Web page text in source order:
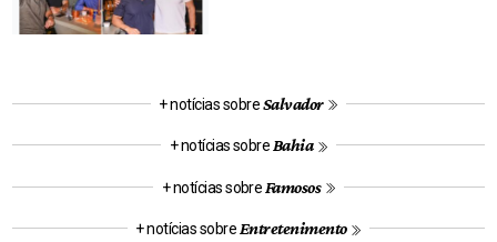
+ notícias sobreSalvador
+ notícias sobreBahia
+ notícias sobre Famosos
+ notícias sobreEntretenimento